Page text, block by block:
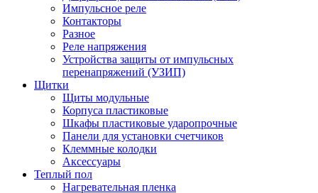
Импульсное реле
Контакторы
Разное
Реле напряжения
Устройства защиты от импульсных
перенапряжений (УЗИП)
Щитки
Щиты модульные
Корпуса пластиковые
Шкафы пластиковые ударопрочные
Панели для установки счетчиков
Клеммные колодки
Аксессуары
Теплый пол
Нагревательная пленка